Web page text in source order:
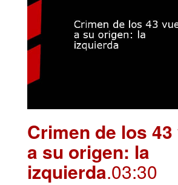
Crimen de los
a su origen: la
izquierda.03:30